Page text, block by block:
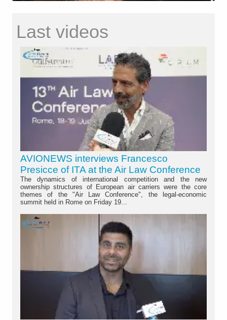
Last videos
AVIONEWS interviews Francesco
Presicce of ITA at the Air Law Conference
The dynamics of international competition and the new
ownership structures of European air carriers were the core
themes of the "Air Law Conference", the legal-economic
summit held in Rome on Friday 19...